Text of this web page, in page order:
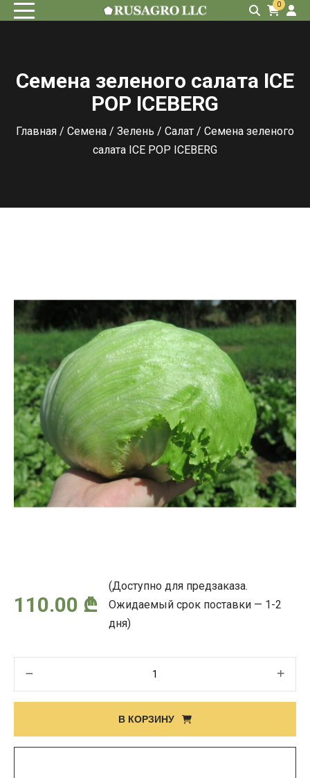
0
Семена зеленого салата ICE
POP ICEBERG
Главная / Семена / Зелень / Салат / Семена зеленого
салата ICE POP ICEBERG
110.00 ₾
(Доступно для предзаказа.
Ожидаемый срок поставки — 1-2
дня)
Семена
В КОРЗИНУ